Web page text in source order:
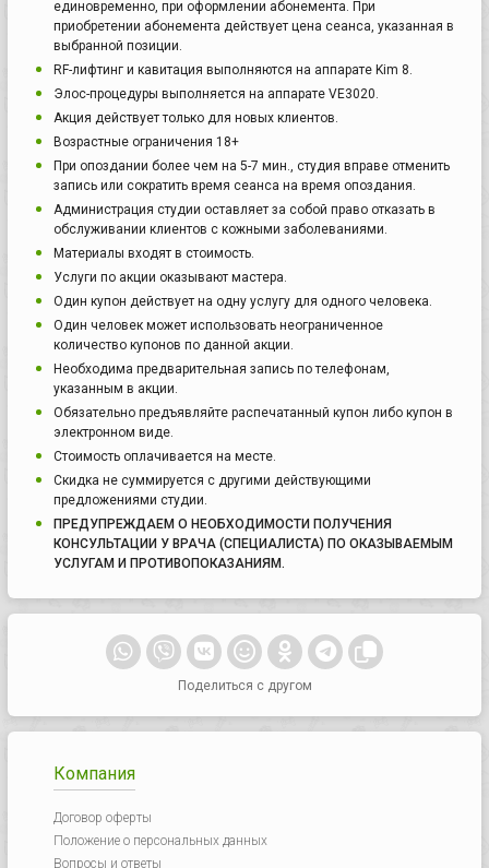
единовременно, при оформлении абонемента. При
приобретении абонемента действует цена сеанса, указанная в
выбранной позиции.
RF-лифтинг и кавитация выполняются на аппарате Kim 8.
Элос-процедуры выполняется на аппарате VE3020.
Акция действует только для новых клиентов.
Возрастные ограничения 18+
При опоздании более чем на 5-7 мин., студия вправе отменить
запись или сократить время сеанса на время опоздания.
Администрация студии оставляет за собой право отказать в
обслуживании клиентов с кожными заболеваниями.
Материалы входят в стоимость.
Услуги по акции оказывают мастера.
Один купон действует на одну услугу для одного человека.
Один человек может использовать неограниченное
количество купонов по данной акции.
Необходима предварительная запись по телефонам,
указанным в акции.
Обязательно предъявляйте распечатанный купон либо купон в
электронном виде.
Стоимость оплачивается на месте.
Скидка не суммируется с другими действующими
предложениями студии.
ПРЕДУПРЕЖДАЕМ О НЕОБХОДИМОСТИ ПОЛУЧЕНИЯ
КОНСУЛЬТАЦИИ У ВРАЧА (СПЕЦИАЛИСТА) ПО ОКАЗЫВАЕМЫМ
УСЛУГАМ И ПРОТИВОПОКАЗАНИЯМ.
Поделиться с другом
Компания
Договор оферты
Положение о персональных данных
Вопросы и ответы